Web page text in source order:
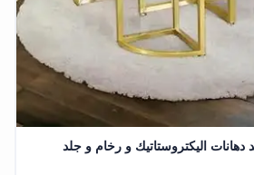
اليكتروستاتيك و رخام و جلد